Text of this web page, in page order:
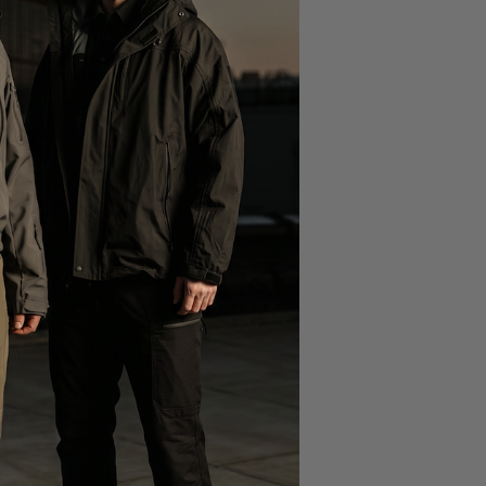
streetwear ou
entre les quarts
d'une
ou une
sexy de
N'hésitez plus et